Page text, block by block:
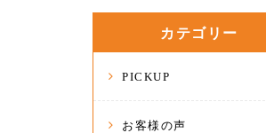
カテゴリー
PICKUP
お客様の声